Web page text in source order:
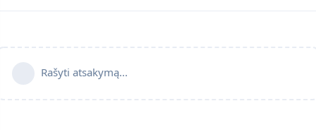
Rašyti atsakymą...